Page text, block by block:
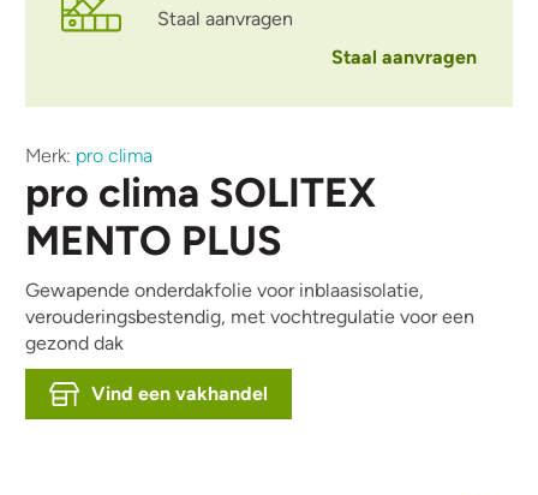
Staal aanvragen
Staal aanvragen
Merk: pro clima
pro clima SOLITEX
MENTO PLUS
Gewapende onderdakfolie voor inblaasisolatie,
verouderingsbestendig, met vochtregulatie voor een
gezond dak
Vind een vakhandel